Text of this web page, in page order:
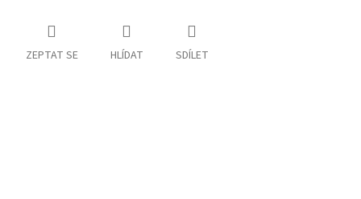
ZEPTAT SE HLÍDAT SDÍLET